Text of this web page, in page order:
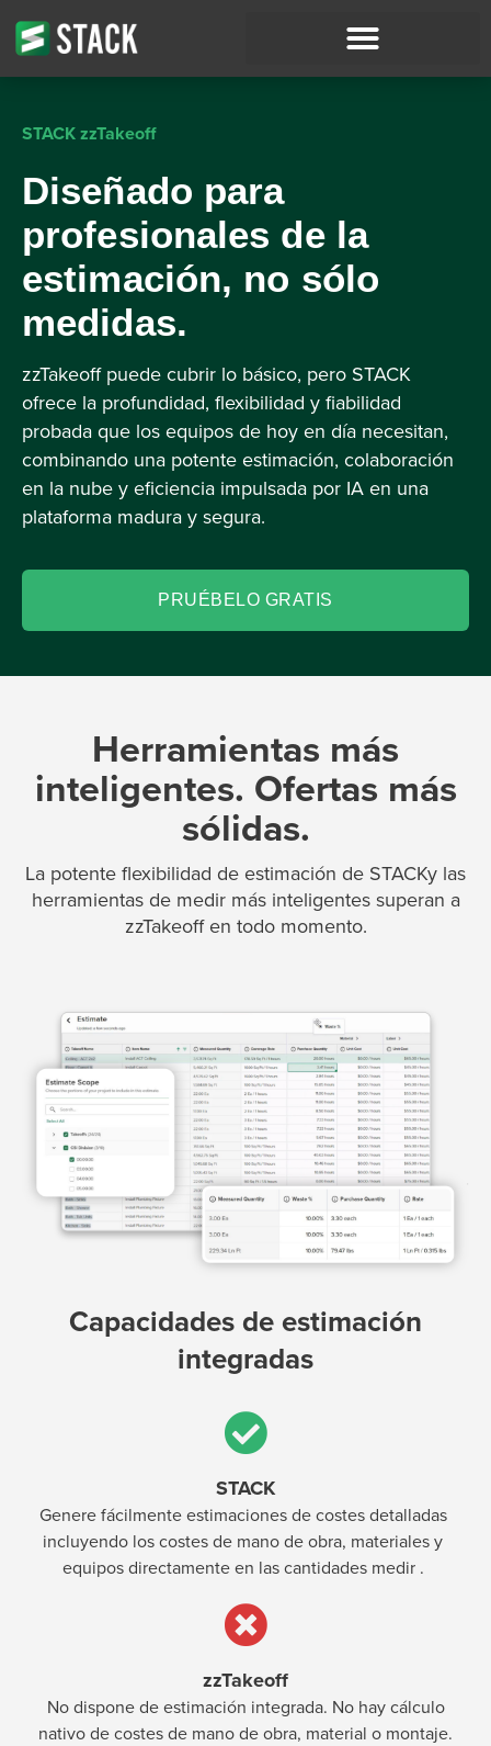
STACK zzTakeoff
Diseñado para
profesionales de la
estimación, no sólo
medidas.
zzTakeoff puede cubrir lo básico, pero STACK
ofrece la profundidad, flexibilidad y fiabilidad
probada que los equipos de hoy en día necesitan,
combinando una potente estimación, colaboración
en la nube y eficiencia impulsada por IA en una
plataforma madura y segura.
PRUÉBELO GRATIS
Herramientas más
inteligentes. Ofertas más
sólidas.
La potente flexibilidad de estimación de STACKy las
herramientas de medir más inteligentes superan a
zzTakeoff en todo momento.
Capacidades de estimación
integradas
STACK
Genere fácilmente estimaciones de costes detalladas
incluyendo los costes de mano de obra, materiales y
equipos directamente en las cantidades medir .
zzTakeoff
No dispone de estimación integrada. No hay cálculo
nativo de costes de mano de obra, material o montaje.